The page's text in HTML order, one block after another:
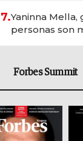
7.Yaninna Mella,
personas son
Forbes Summit